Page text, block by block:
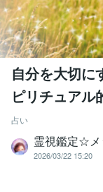
自分を大切に
ピリチュアル
占い
霊視鑑定☆メ
2026/03/22 15:20